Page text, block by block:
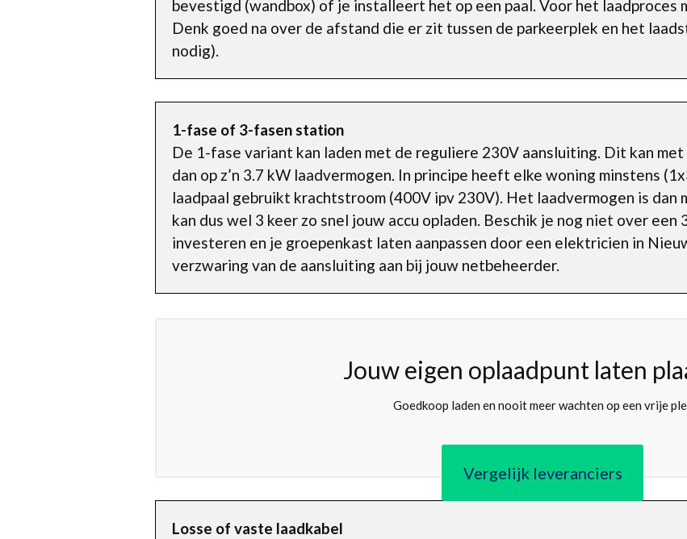
bevestigd (wandbox) of je installeert het op een paal. Voor het laadproces
Denk goed na over de afstand die er zit tussen de parkeerplek en het
nodig).
1-fase of 3-fasen station
De 1-fase variant kan laden met de reguliere 230V aansluiting. Dit kan met
dan op z’n 3.7 kW laadvermogen. In principe heeft elke woning minstens
laadpaal gebruikt krachtstroom (400V ipv 230V). Het laadvermogen is dan
kan dus wel 3 keer zo snel jouw accu opladen. Beschik je nog niet over
investeren en je groepenkast laten aanpassen door een elektricien in
verzwaring van de aansluiting aan bij jouw netbeheerder.
Jouw eigen oplaadpunt laten
Goedkoop laden en nooit meer wachten op een vrije
Vergelijk leveranciers
Losse of vaste laadkabel